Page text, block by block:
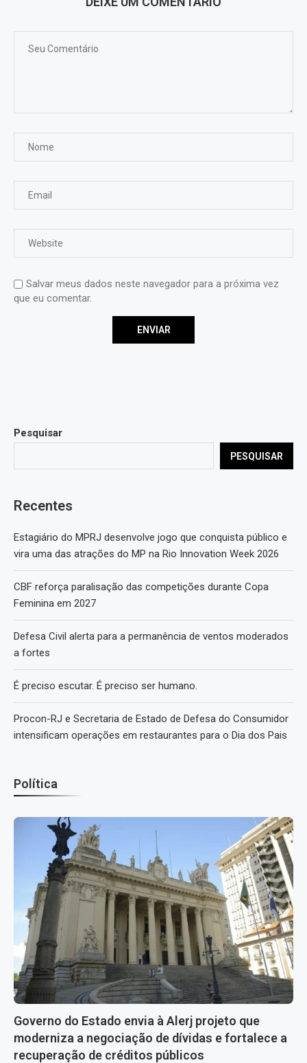
Salvar meus dados neste navegador para a próxima vez
que eu comentar.
Pesquisar
PESQUISAR
Recentes
Estagiário do MPRJ desenvolve jogo que conquista público e
vira uma das atrações do MP na Rio Innovation Week 2026
CBF reforça paralisação das competições durante Copa
Feminina em 2027
Defesa Civil alerta para a permanência de ventos moderados
a fortes
É preciso escutar. É preciso ser humano.
Procon-RJ e Secretaria de Estado de Defesa do Consumidor
intensificam operações em restaurantes para o Dia dos Pais
Política
Governo do Estado envia à Alerj projeto que
moderniza a negociação de dívidas e fortalece a
recuperação de créditos públicos